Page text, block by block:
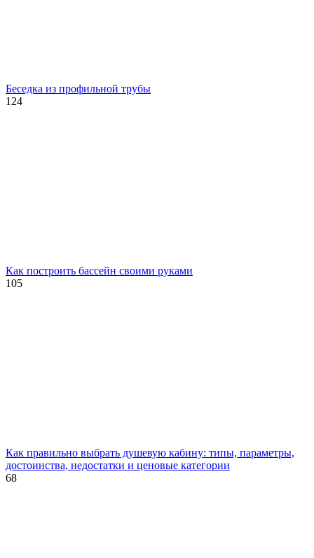
Беседка из профильной трубы
124
Как построить бассейн своими руками
105
Как правильно выбрать душевую кабину: типы, параметры,
достоинства, недостатки и ценовые категории
68